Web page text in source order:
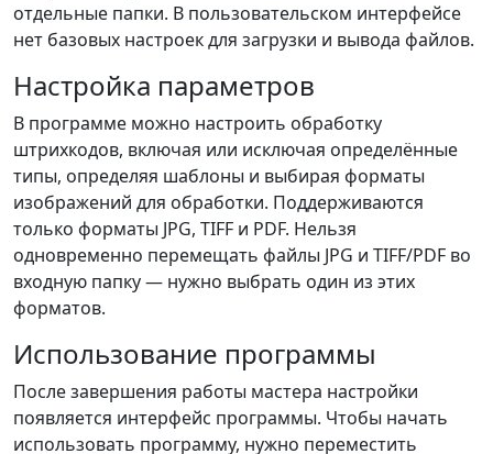
отдельные папки. В пользовательском интерфейсе
нет базовых настроек для загрузки и вывода файлов.
Настройка параметров
В программе можно настроить обработку
штрихкодов, включая или исключая определённые
типы, определяя шаблоны и выбирая форматы
изображений для обработки. Поддерживаются
только форматы JPG, TIFF и PDF. Нельзя
одновременно перемещать файлы JPG и TIFF/PDF во
входную папку — нужно выбрать один из этих
форматов.
Использование программы
После завершения работы мастера настройки
появляется интерфейс программы. Чтобы начать
использовать программу, нужно переместить